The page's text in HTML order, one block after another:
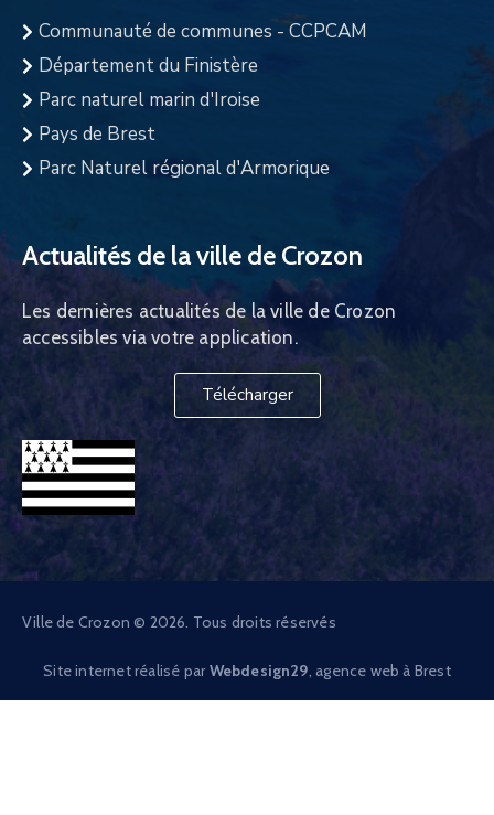
Communauté de communes - CCPCAM
Département du Finistère
Parc naturel marin d'Iroise
Pays de Brest
Parc Naturel régional d'Armorique
Actualités de la ville de Crozon
Les dernières actualités de la ville de Crozon
accessibles via votre application.
Télécharger
Ville de Crozon © 2026. Tous droits réservés
Site internet réalisé par Webdesign29 , agence web à Brest